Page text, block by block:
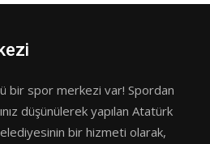
bir spor merkezi var! Spordan
düşünülerek yapılan Atatürk
bir hizmeti olarak,